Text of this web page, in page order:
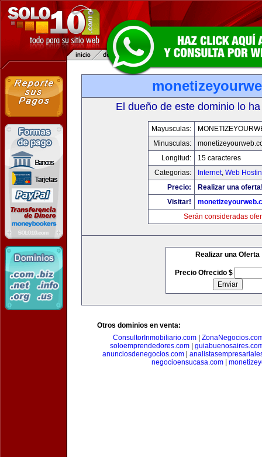
El dueño de este dominio lo
Mayusculas:
Minusculas:
Longitud:
15 caracteres
Categorias:
Internet, Web
Precio:
Realizar una
Visitar!
Serán consideradas
Realizar una Oferta
Precio Ofrecido $
Otros dominios en venta:
ConsultorInmobiliario.com|
soloemprendedores.com|
anunciosdenegocios.com|
negocioensucasa.com|